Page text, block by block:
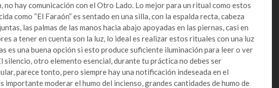
no hay comunicación con el Otro Lado. Lo mejor para un ritual como estos
como “El Faraón” es sentado en una silla, con la espalda recta, cabeza
las palmas de las manos hacia abajo apoyadas en las piernas, casi en
a tener en cuenta son la luz, lo ideal es realizar estos rituales con una luz
es una buena opción si esto produce suficiente iluminación para leer o ver
silencio, otro elemento esencial, durante tu práctica no debes ser
parece tonto, pero siempre hay una notificación indeseada en el
importante moderar el humo del incienso, grandes cantidades de humo de